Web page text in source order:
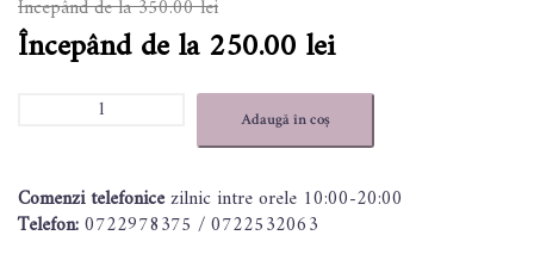
350.00lei
Prețul
inițial
250.00 leiPrețul
este:
250.00 lei.
/
nasa
Adaugă în coș
Comenzi telefonicezilnic intre orele 10:00-20:00
Telefon:0722978375 / 0722532063